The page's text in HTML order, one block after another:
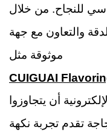
للنجاح. من خلال
والتعاون مع جهة
موثوقة مثل
CUIGUAI
أن يتجاوزوا
تقدم تجربة نكهة